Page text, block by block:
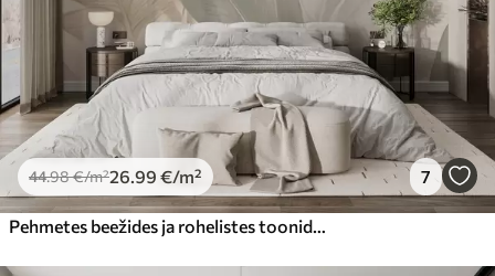
44.98€/m²26 .99 €/m² 7